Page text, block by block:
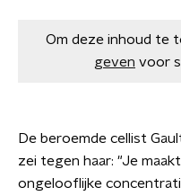
Om deze inhoud te
geven voor
De beroemde cellist
zei tegen haar: "Je
ongelooflijke